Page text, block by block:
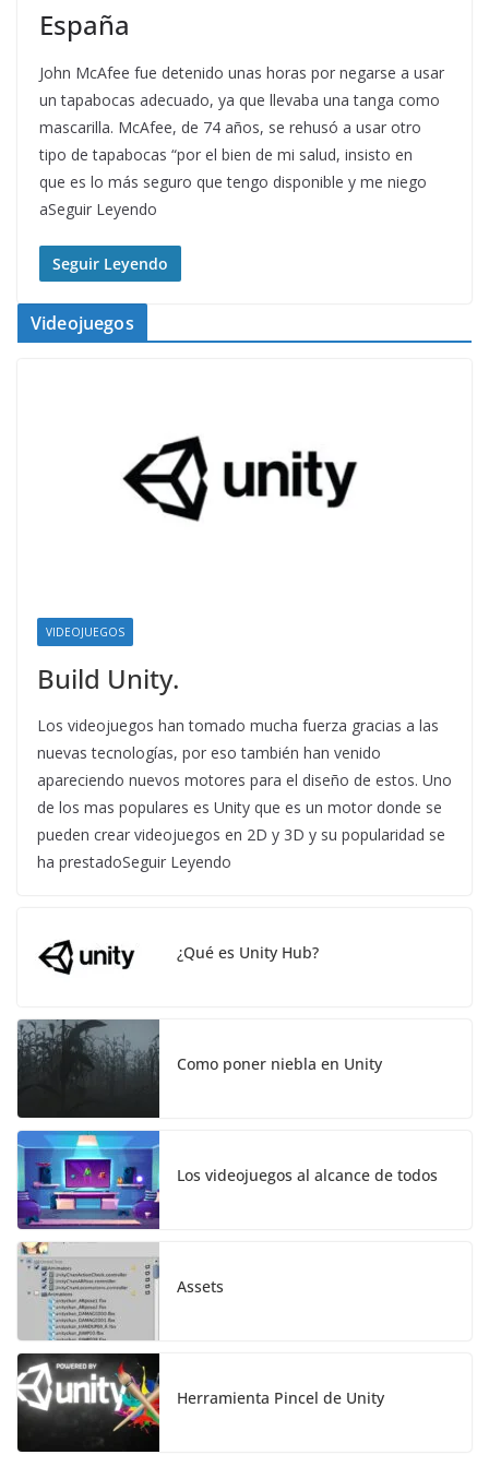
España
John McAfee fue detenido unas horas por negarse a usar
un tapabocas adecuado, ya que llevaba una tanga como
mascarilla. McAfee, de 74 años, se rehusó a usar otro
tipo de tapabocas “por el bien de mi salud, insisto en
que es lo más seguro que tengo disponible y me niego
aSeguir Leyendo
Seguir Leyendo
Videojuegos
VIDEOJUEGOS
Build Unity.
Los videojuegos han tomado mucha fuerza gracias a las
nuevas tecnologías, por eso también han venido
apareciendo nuevos motores para el diseño de estos. Uno
de los mas populares es Unity que es un motor donde se
pueden crear videojuegos en 2D y 3D y su popularidad se
ha prestadoSeguir Leyendo
¿Qué es Unity Hub?
Como poner niebla en Unity
Los videojuegos al alcance de todos
Assets
Herramienta Pincel de Unity